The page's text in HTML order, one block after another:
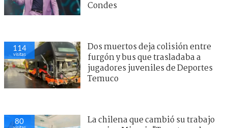
Condes
114
visitas
Dos muertos deja colisión entre
furgón y bus que trasladaba a
jugadores juveniles de Deportes
Temuco
80
La chilena que cambió su trabajo